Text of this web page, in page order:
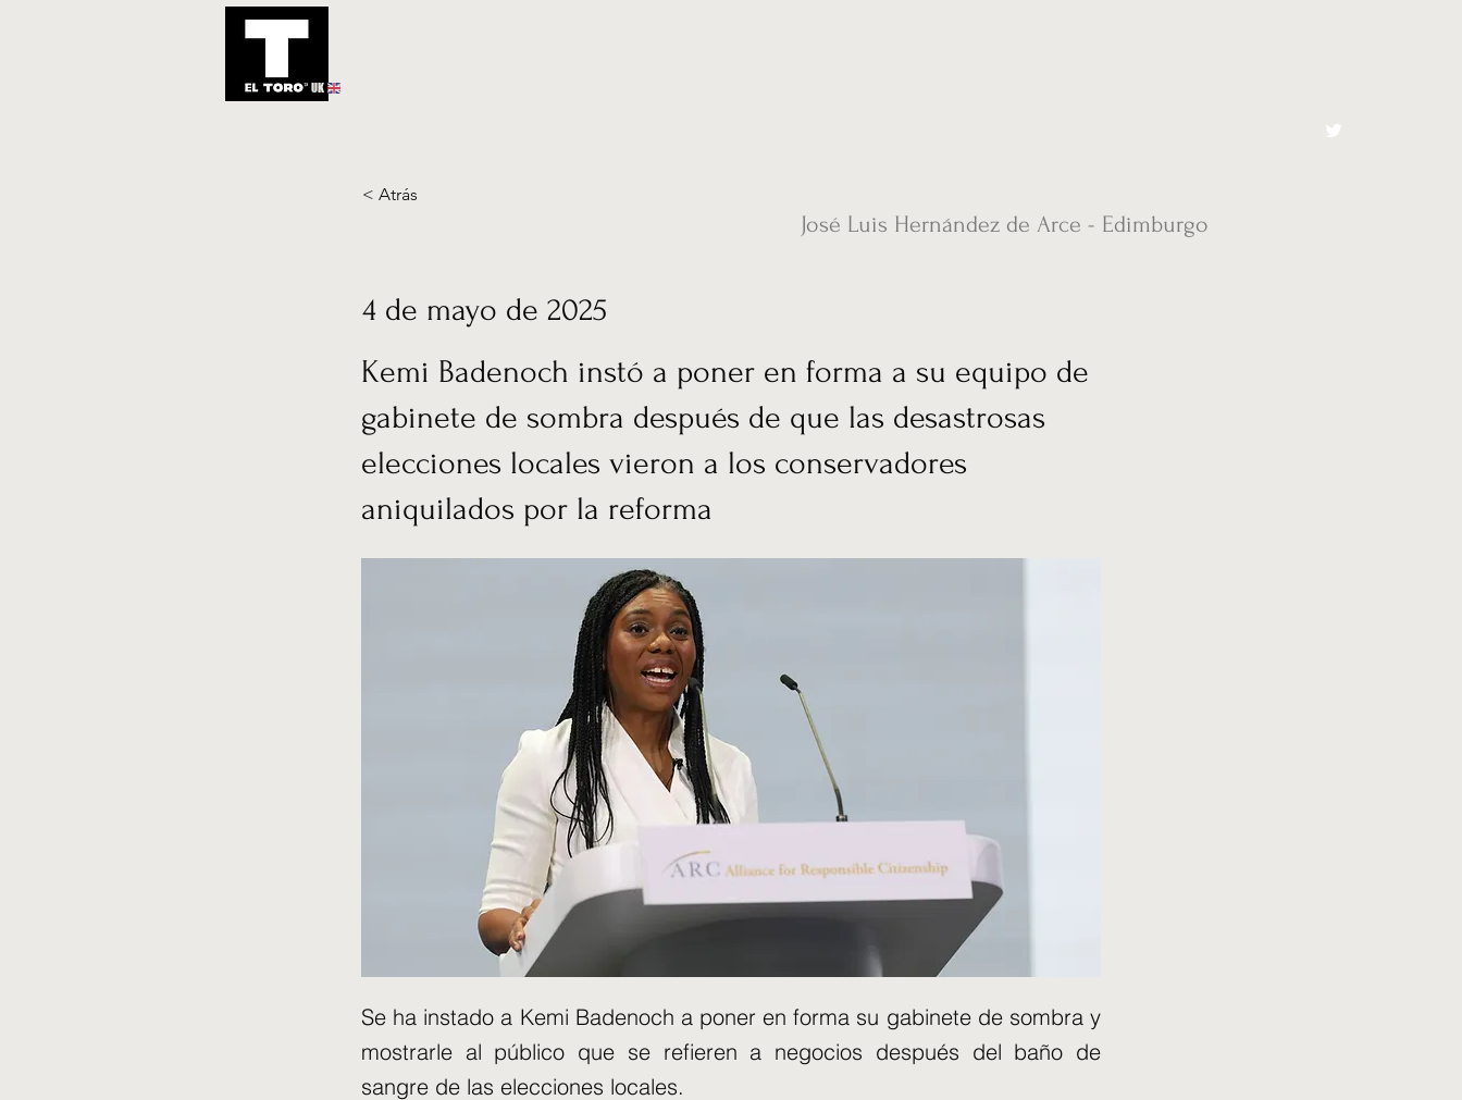
UK
< Atrás
José Luis Hernández de Arce - Edimburgo
4 de mayo de 2025
Kemi Badenoch instó a poner en forma a su equipo de
gabinete de sombra después de que las desastrosas
elecciones locales vieron a los conservadores
aniquilados por la reforma
Se ha instado a Kemi Badenoch a poner en forma su gabinete de sombra y
mostrarle al público que se refieren a negocios después del baño de
sangre de las elecciones locales.